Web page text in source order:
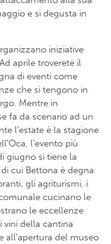
e si degusta in
iniziative
aprile troverete il
di eventi come
che si tengono in
Mentre in
fa da scenario ad un
l’estate è la stagione
l’evento più
giugno si tiene la
di cui Bettona è degna
gli agriturismi, i
cucinano le
le eccellenze
vini della cantina
del museo